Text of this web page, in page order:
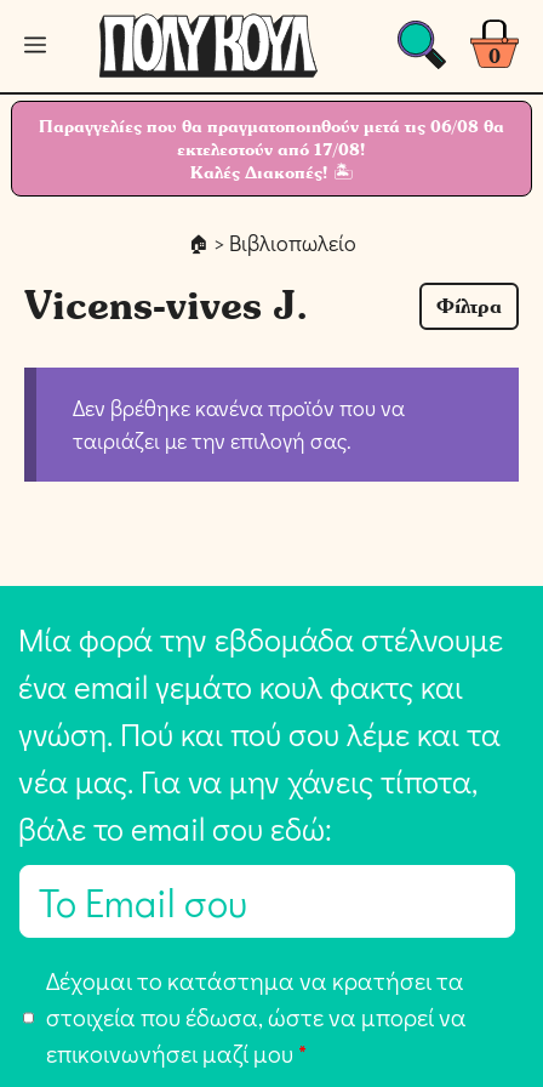
Μετάβαση
περιεχόμενο
0
Μενού
Παραγγελίες που θα πραγματοποιηθούν μετά τις 06/08 θα
εκτελεστούν από 17/08!
Καλές Διακοπές! 🏝
> Βιβλιοπωλείο
Vicens-vives J. Φίλτρα
Δεν βρέθηκε κανένα προϊόν που να
ταιριάζει με την επιλογή σας.
Μία φορά την εβδομάδα στέλνουμε
ένα email γεμάτο κουλ φακτς και
γνώση. Πού και πού σου λέμε και τα
νέα μας. Για να μην χάνεις τίποτα,
βάλε το email σου εδώ:
E
π
Δέχομαι το κατάστημα να κρατήσει τα
στοιχεία που έδωσα, ώστε να μπορεί να
επικοινωνήσει μαζί μου *